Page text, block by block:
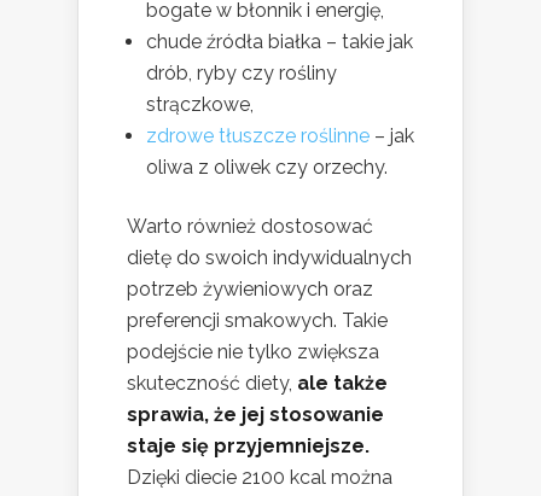
bogate w błonnik i energię,
chude źródła białka – takie jak
drób, ryby czy rośliny
strączkowe,
zdrowe tłuszcze roślinne – jak
oliwa z oliwek czy orzechy.
Warto również dostosować
dietę do swoich indywidualnych
potrzeb żywieniowych oraz
preferencji smakowych. Takie
podejście nie tylko zwiększa
skuteczność diety, ale także
sprawia, że jej stosowanie
staje się przyjemniejsze.
Dzięki diecie 2100 kcal można